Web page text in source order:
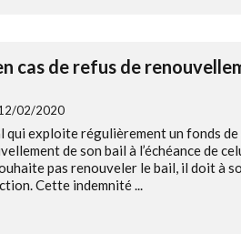
cas de refus de
02/2020
qui exploite régulièrement un fonds
de son bail à l’échéance de
pas renouveler le bail, il doit à
Cette indemnité ...